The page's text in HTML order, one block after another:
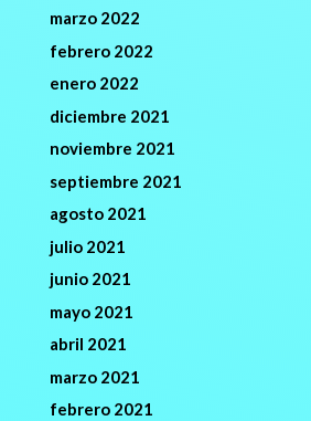
marzo 2022
febrero 2022
enero 2022
diciembre 2021
noviembre 2021
septiembre 2021
agosto 2021
julio 2021
junio 2021
mayo 2021
abril 2021
marzo 2021
febrero 2021